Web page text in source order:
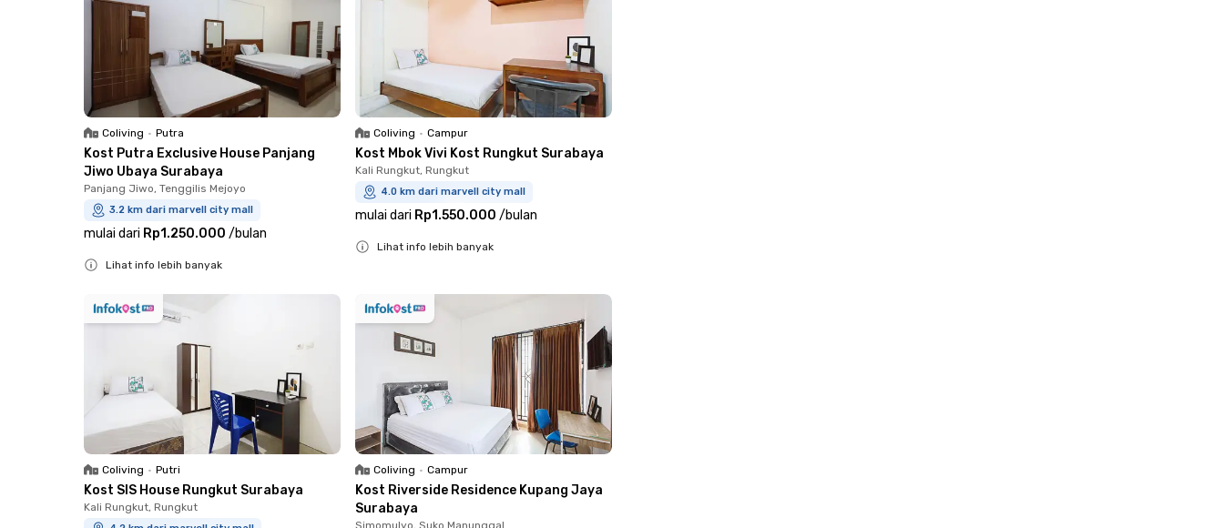
Coliving • Putra
Kost Putra Exclusive House Panjang
Jiwo Ubaya Surabaya
Panjang Jiwo, Tenggilis Mejoyo
3.2 km dari marvell city mall
mulai dari Rp1.250.000 /bulan
Lihat info lebih banyak
Coliving • Campur
Kost Mbok Vivi Kost Rungkut Surabaya
Kali Rungkut, Rungkut
4.0 km dari marvell city mall
mulai dari Rp1.550.000 /bulan
Lihat info lebih banyak
Coliving • Putri
Kost SIS House Rungkut Surabaya
Kali Rungkut, Rungkut
Coliving • Campur
Kost Riverside Residence Kupang Jaya
Surabaya
Simomulyo, Suko Manunggal